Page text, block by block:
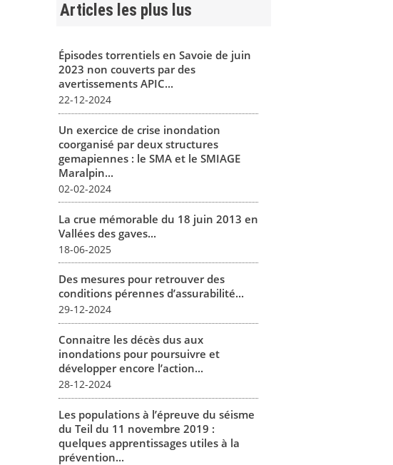
Articles les plus lus
Épisodes torrentiels en Savoie de juin
2023 non couverts par des
avertissements APIC...
22-12-2024
Un exercice de crise inondation
coorganisé par deux structures
gemapiennes : le SMA et le SMIAGE
Maralpin...
02-02-2024
La crue mémorable du 18 juin 2013 en
Vallées des gaves...
18-06-2025
Des mesures pour retrouver des
conditions pérennes d’assurabilité...
29-12-2024
Connaitre les décès dus aux
inondations pour poursuivre et
développer encore l’action...
28-12-2024
Les populations à l’épreuve du séisme
du Teil du 11 novembre 2019 :
quelques apprentissages utiles à la
prévention...